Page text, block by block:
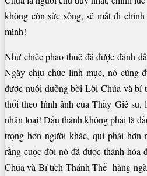
không còn sức sống, sẽ mất đi
mình!
Như chiếc phao thuê đã được đánh
Ngày chịu chức linh mục, nó cũng
được nuôi dưỡng bởi Lời Chúa và
thổi theo hình ảnh của Thầy Giê su,
nhân loại! Dầu thánh không phải là
trọng hơn người khác, quí phái hơn
rằng cuộc đời nó đã được thánh hóa
Chúa và Bí tích Thánh Thể hàng